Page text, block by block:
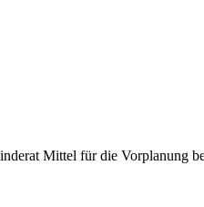
Mittel für die Vorplanung